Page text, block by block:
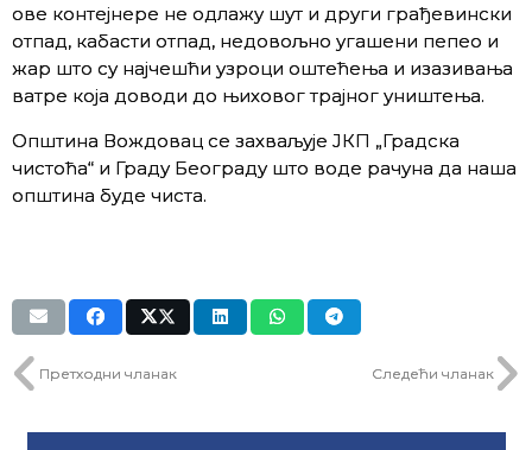
ове контејнере не одлажу шут и други грађевински
отпад, кабасти отпад, недовољно угашени пепео и
жар што су најчешћи узроци оштећења и изазивања
ватре која доводи до њиховог трајног уништења.
Општина Вождовац се захваљује ЈКП „Градска
чистоћа“ и Граду Београду што воде рачуна да наша
општина буде чиста.
Претходни чланак Следећи чланак